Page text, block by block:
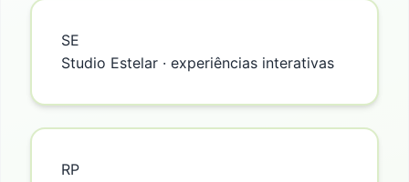
SE
Studio Estelar · experiências interativas
RP